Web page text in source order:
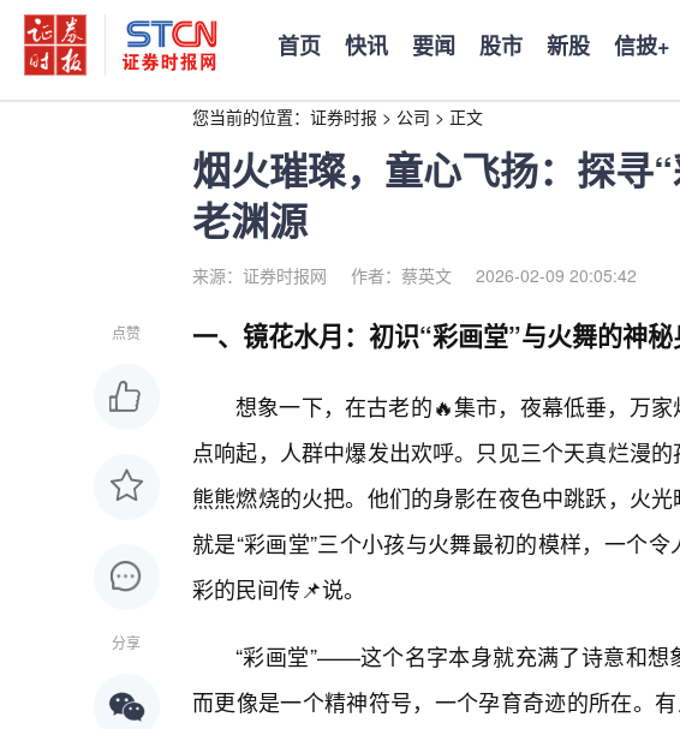
首页 快讯 要闻 股市 新股 信披+
您当前的位置： 证券时报 > 公司 > 正文
烟火璀璨，童心飞扬：探寻
老渊源
来源：证券时报网 作者：蔡英文 2026-02-09 20:05:42
点赞
分享
一、镜花水月：初识“彩画堂”与火舞的神
想象一下，在古老的🔥集市，夜幕低垂，万
点响起，人群中爆发出欢呼。只见三个天真烂漫
熊熊燃烧的火把。他们的身影在夜色中跳跃，火
就是“彩画堂”三个小孩与火舞最初的模样，一个
彩的民间传📌说。
“彩画堂”——这个名字本身就充满了诗意和想
而更像是一个精神符号，一个孕育奇迹的所在。有